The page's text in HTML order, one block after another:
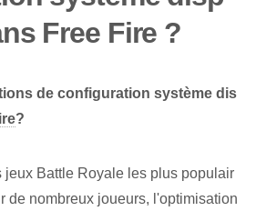
Free Fire ?
de configuration système dis
?
jeux Battle Royale les plus populair
de nombreux joueurs, l'optimisation